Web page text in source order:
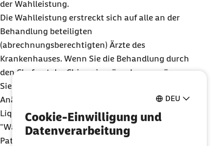
DEU
Cookie-Einwilligung und
Datenverarbeitung
der Wahlleistung.
Die Wahlleistung erstreckt sich auf alle an der
Behandlung beteiligten
(abrechnungsberechtigten) Ärzte des
Krankenhauses. Wenn Sie die Behandlung durch
den Chefarzt der Chirurgie wünschen, so räumen
Sie damit gleichzeitig
Anästhesie oder der Radiologie ein
Liquidationsrecht ein (sogenannte
"Wahlarztkette").
Patientinnen und Patienten mit einer privaten